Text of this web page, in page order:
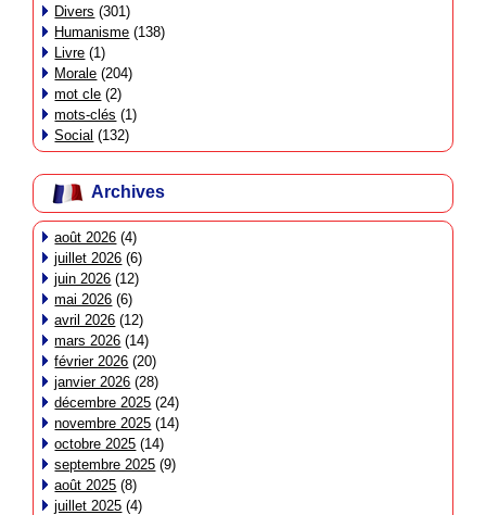
Divers (301)
Humanisme (138)
Livre (1)
Morale (204)
mot cle (2)
mots-clés (1)
Social (132)
Archives
août 2026 (4)
juillet 2026 (6)
juin 2026 (12)
mai 2026 (6)
avril 2026 (12)
mars 2026 (14)
février 2026 (20)
janvier 2026 (28)
décembre 2025 (24)
novembre 2025 (14)
octobre 2025 (14)
septembre 2025 (9)
août 2025 (8)
juillet 2025 (4)